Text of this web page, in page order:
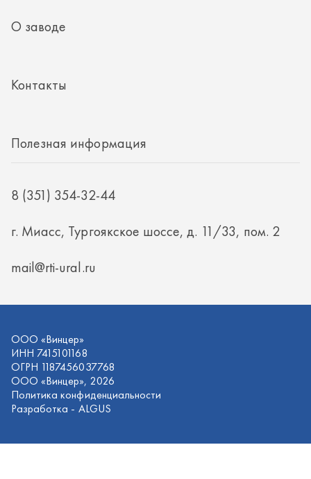
8 (351) 354-32-44
ИНН 7415101168
ОГРН 1187456037768
Политика конфиденциальности